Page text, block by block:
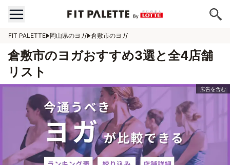
FIT PALETTE 岡山県のヨガ 倉敷市のヨガ
倉敷市のヨガおすすめ3選と全4店舗
リスト